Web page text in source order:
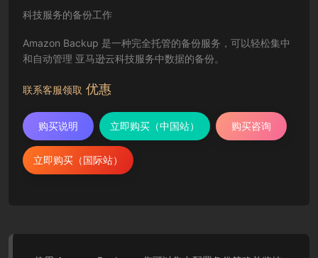
科技服务的备份工作
Amazon Backup 是一种完全托管的备份服务，可以轻松集中
和自动管理 亚马逊云科技服务中数据的备份。
联系客服领取 优惠
购买说明 立即购买（中国站） 购买咨询
立即购买（国际站）